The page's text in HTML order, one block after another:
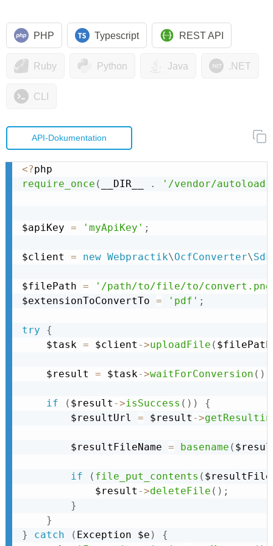
PHP Typescript REST API
Ruby Python Java .NET
CLI
API-Dokumentation
<?
require_once ( __DIR__ . '/vendor/
$apiKey = 'myApiKey' ;
$client = new Webpractik\OcfConverter\Sdk
$filePath =
'/path/to/file/to/
$extensionToConvertTo = 'pdf' ;
try
{
    $task
= $client ->uploadFile ( $filePath
    $result
= $task->waitForConversion ( )
if ( $result ->isSuccess ( ) )
{
        $resultUrl
= $result ->
        $resultFileName
= basename (
if ( file_put_contents (
            $result
->deleteFile ( ) ;
}
}
}
catch ( Exception $e )
{